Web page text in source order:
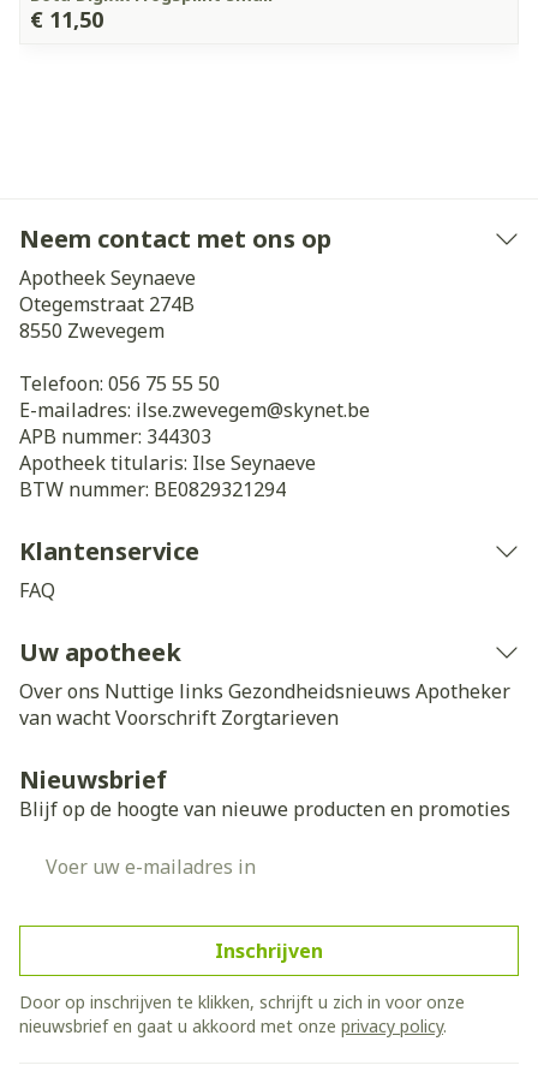
€ 11,50
Neem contact met ons op
Apotheek Seynaeve
Otegemstraat 274B
8550 Zwevegem
Telefoon: 056 75 55 50
E-mailadres: ilse.zwevegem@skynet.be
APB nummer: 344303
Apotheek titularis: Ilse Seynaeve
BTW nummer: BE0829321294
Klantenservice
FAQ
Uw apotheek
Over ons Nuttige links Gezondheidsnieuws Apotheker
van wachtVoorschrift Zorgtarieven
Nieuwsbrief
Blijf op de hoogte van nieuwe producten en promoties
Inschrijven
Door op inschrijven te klikken, schrijft u zich in voor onze
nieuwsbrief en gaat u akkoord met onze privacy policy.